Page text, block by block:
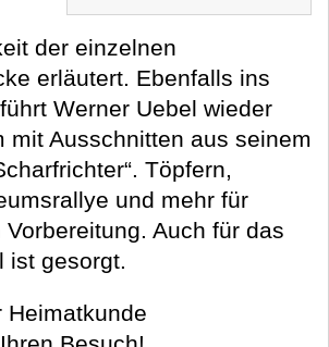
der einzelnen
erläutert. Ebenfalls ins
Werner Uebel wieder
mit Ausschnitten aus seinem
Töpfern,
und mehr für
Auch für das
ist gesorgt.
Heimatkunde